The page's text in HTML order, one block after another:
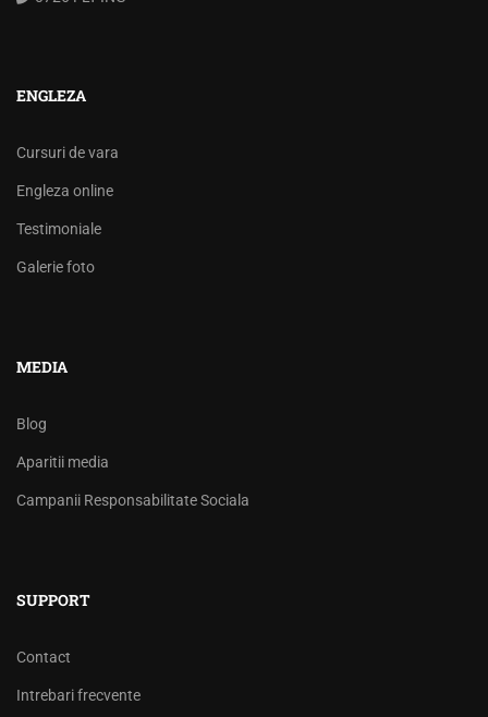
ENGLEZA
Cursuri de vara
Engleza online
Testimoniale
Galerie foto
MEDIA
Blog
Aparitii media
Campanii Responsabilitate Sociala
SUPPORT
Contact
Intrebari frecvente